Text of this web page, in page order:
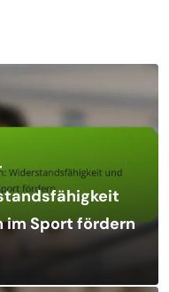
im Sport fördern